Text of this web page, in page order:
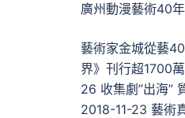
廣州動漫藝術40年
藝術家金城從藝
界》刊行超1700
26 收集劇”出海”
2018-11-23 藝術